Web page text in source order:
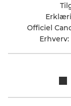
Officiel